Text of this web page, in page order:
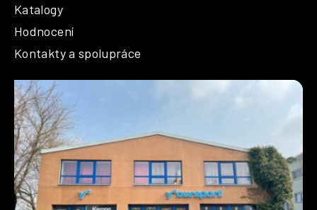
Katalogy
Hodnocení
Kontakty a spolupráce